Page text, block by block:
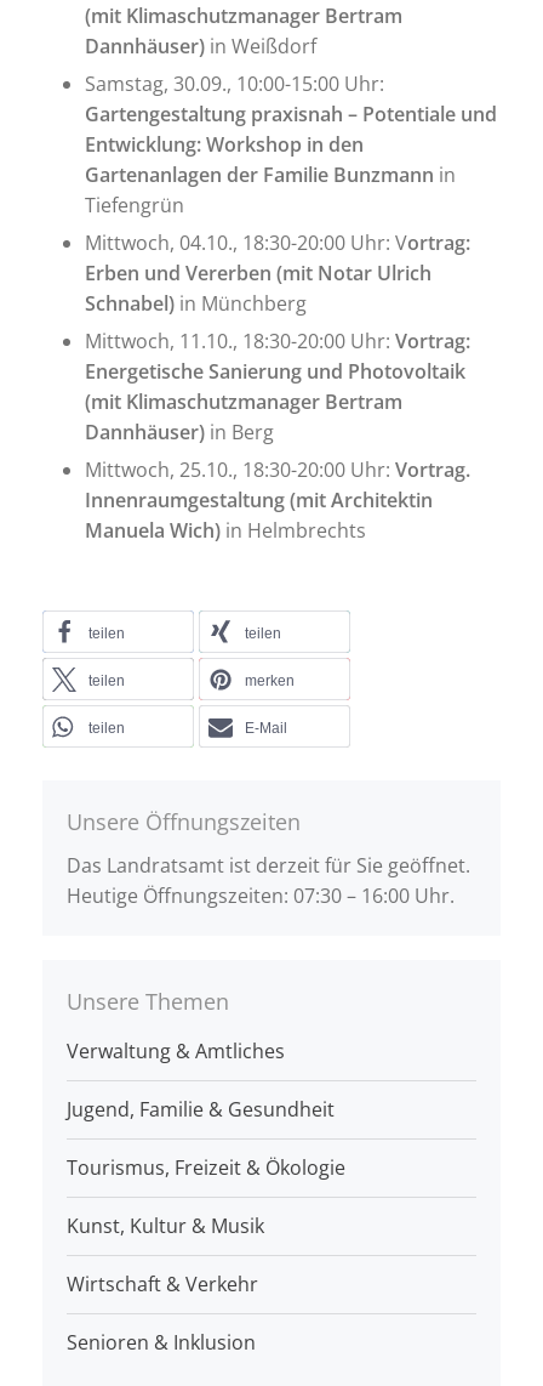
(mit Klimaschutzmanager Bertram
Dannhäuser) in Weißdorf
Samstag, 30.09., 10:00-15:00 Uhr:
Gartengestaltung praxisnah – Potentiale und
Entwicklung: Workshop in den
Gartenanlagen der Familie Bunzmann in
Tiefengrün
Mittwoch, 04.10., 18:30-20:00 Uhr: Vortrag:
Erben und Vererben (mit Notar Ulrich
Schnabel) in Münchberg
Mittwoch, 11.10., 18:30-20:00 Uhr: Vortrag:
Energetische Sanierung und Photovoltaik
(mit Klimaschutzmanager Bertram
Dannhäuser) in Berg
Mittwoch, 25.10., 18:30-20:00 Uhr: Vortrag.
Innenraumgestaltung (mit Architektin
Manuela Wich) in Helmbrechts
teilen teilen
teilen merken
teilen E-Mail
Unsere Öffnungszeiten
Das Landratsamt ist derzeit für Sie geöffnet.
Heutige Öffnungszeiten: 07:30 – 16:00 Uhr.
Unsere Themen
Verwaltung & Amtliches
Jugend, Familie & Gesundheit
Tourismus, Freizeit & Ökologie
Kunst, Kultur & Musik
Wirtschaft & Verkehr
Senioren & Inklusion